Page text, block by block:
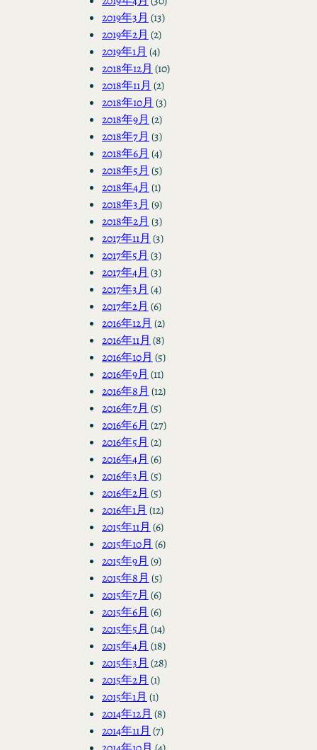
2019年3月 (13)
2019年2月 (2)
2019年1月 (4)
2018年12月 (10)
2018年11月 (2)
2018年10月 (3)
2018年9月 (2)
2018年7月 (3)
2018年6月 (4)
2018年5月 (5)
2018年4月 (1)
2018年3月 (9)
2018年2月 (3)
2017年11月 (3)
2017年5月 (3)
2017年4月 (3)
2017年3月 (4)
2017年2月 (6)
2016年12月 (2)
2016年11月 (8)
2016年10月 (5)
2016年9月 (11)
2016年8月 (12)
2016年7月 (5)
2016年6月 (27)
2016年5月 (2)
2016年4月 (6)
2016年3月 (5)
2016年2月 (5)
2016年1月 (12)
2015年11月 (6)
2015年10月 (6)
2015年9月 (9)
2015年8月 (5)
2015年7月 (6)
2015年6月 (6)
2015年5月 (14)
2015年4月 (18)
2015年3月 (28)
2015年2月 (1)
2015年1月 (1)
2014年12月 (8)
2014年11月 (7)